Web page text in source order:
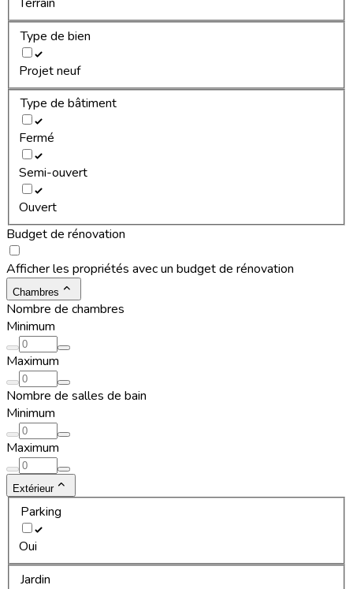
Type de bien
Projet neuf
Type de bâtiment
Fermé
Semi-ouvert
Ouvert
Budget de rénovation
Afficher les propriétés avec un budget de rénovation
Chambres
Nombre de chambres
Minimum
Maximum
Nombre de salles de bain
Minimum
Maximum
Extérieur
Parking
Oui
Jardin